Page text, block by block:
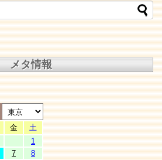
メタ情報
金
土
1
7
8